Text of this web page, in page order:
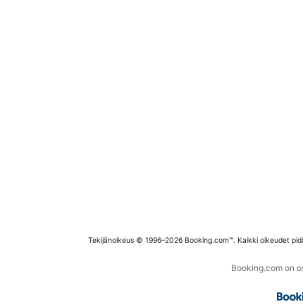
Tekijänoikeus © 1996–2026 Booking.com™. Kaikki oikeudet
Booking.com on